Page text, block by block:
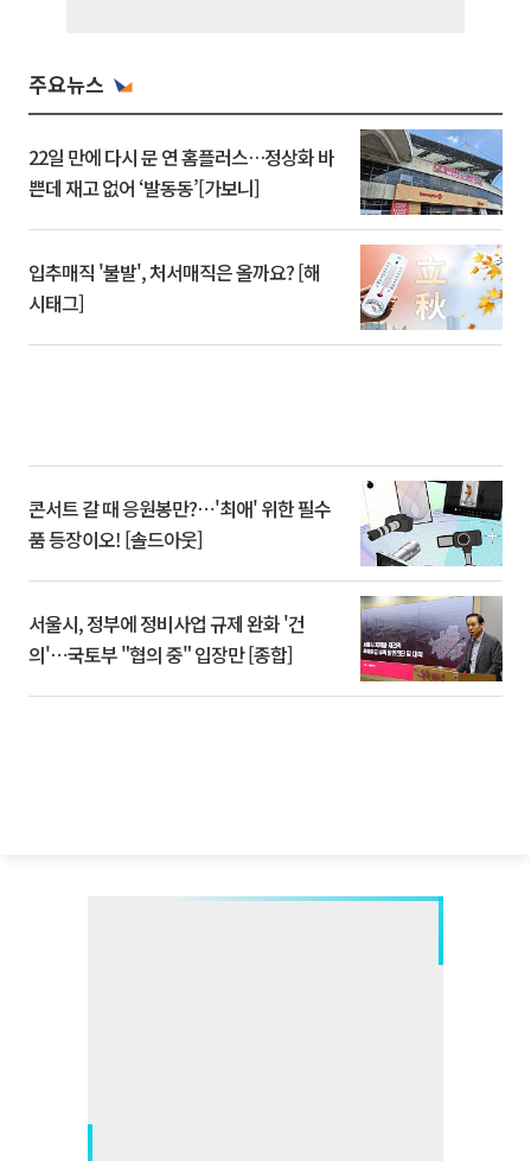
주요뉴스
22일 만에 다시 문 연 홈플러스…정상화 바
쁜데 재고 없어 ‘발동동’[가보니]
입추매직 '불발', 처서매직은 올까요? [해
시태그]
콘서트 갈 때 응원봉만?⋯'최애' 위한 필수
품 등장이오! [솔드아웃]
서울시, 정부에 정비사업 규제 완화 '건
의'⋯국토부 "협의 중" 입장만 [종합]